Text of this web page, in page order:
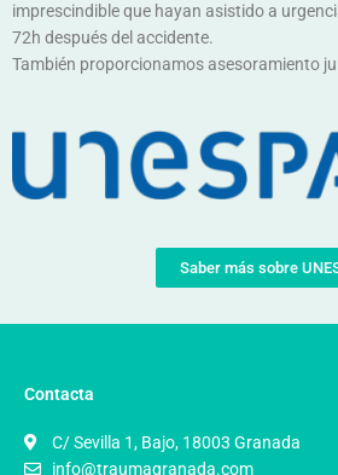
imprescindible que hayan asistido a
72h después del accidente.
También proporcionamos asesoramiento
Saber más sobre
Contacta
C/ Sevilla 1, Bajo, 18003 Granada
info@traumagranada.com